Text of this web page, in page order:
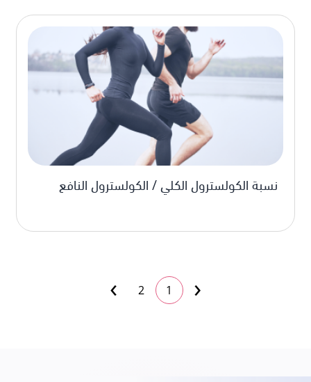
نسبة الكولسترول الكلي / الكولسترول النافع
‹
1
2
›